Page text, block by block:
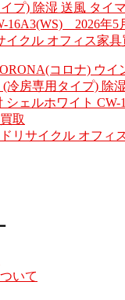
プ) 除湿 送風 タイ
16A3(WS) 2026年
イクル オフィス家
コロナ) ウイ
冷房専用タイプ) 除
シェルホワイト
取
リサイクル オフィ
いて